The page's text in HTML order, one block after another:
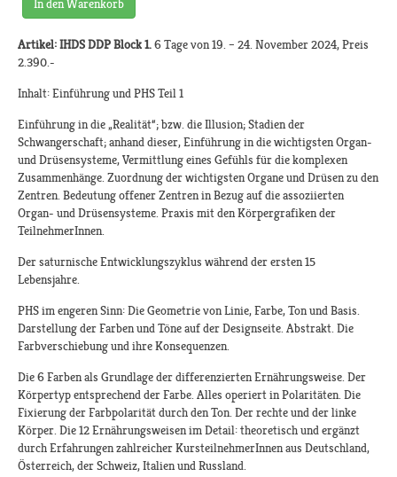
In den Warenkorb
Artikel: IHDS DDP Block 1.6 Tage von 19. – 24. November 2024, Preis
2.390.-
Inhalt: Einführung und PHS Teil 1
Einführung in die „Realität“; bzw. die Illusion; Stadien der
Schwangerschaft; anhand dieser, Einführung in die wichtigsten Organ-
und Drüsensysteme, Vermittlung eines Gefühls für die komplexen
Zusammenhänge. Zuordnung der wichtigsten Organe und Drüsen zu den
Zentren. Bedeutung offener Zentren in Bezug auf die assoziierten
Organ- und Drüsensysteme. Praxis mit den Körpergrafiken der
TeilnehmerInnen.
Der saturnische Entwicklungszyklus während der ersten 15
Lebensjahre.
PHS im engeren Sinn: Die Geometrie von Linie, Farbe, Ton und Basis.
Darstellung der Farben und Töne auf der Designseite. Abstrakt. Die
Farbverschiebung und ihre Konsequenzen.
Die 6 Farben als Grundlage der differenzierten Ernährungsweise. Der
Körpertyp entsprechend der Farbe. Alles operiert in Polaritäten. Die
Fixierung der Farbpolarität durch den Ton. Der rechte und der linke
Körper. Die 12 Ernährungsweisen im Detail: theoretisch und ergänzt
durch Erfahrungen zahlreicher KursteilnehmerInnen aus Deutschland,
Österreich, der Schweiz, Italien und Russland.